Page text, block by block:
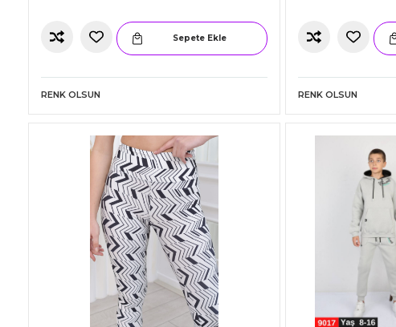
Sepete Ekle
RENK OLSUN RENK OLSUN